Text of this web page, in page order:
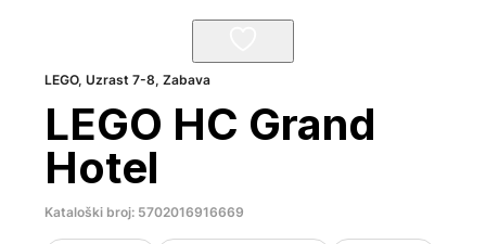
LEGO,Uzrast 7-8,Zabava
LEGO HC Grand
Hotel
Kataloški broj: 5702016916669